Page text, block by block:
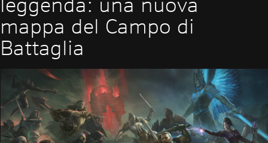
mappa del Campo di
Battaglia